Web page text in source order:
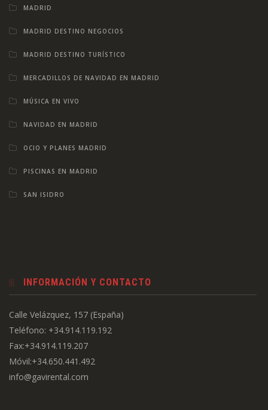
MADRID
MADRID DESTINO NEGOCIOS
MADRID DESTINO TURÍSTICO
MERCADILLOS DE NAVIDAD EN MADRID
MÚSICA EN VIVO
NAVIDAD EN MADRID
OCIO Y PLANES MADRID
PISCINAS EN MADRID
SAN ISIDRO
INFORMACIÓN Y CONTACTO
Calle Velázquez, 157 (España)
Teléfono: +34.914.119.192
Fax:+34.914.119.207
Móvil:+34.650.441.492
info@gavirental.com